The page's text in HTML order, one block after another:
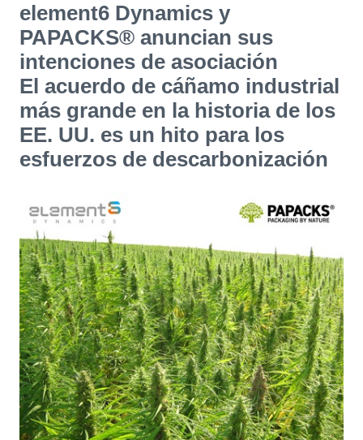
element6 Dynamics y
PAPACKS® anuncian sus
intenciones de asociación
El acuerdo de cáñamo industrial
más grande en la historia de los
EE. UU. es un hito para los
esfuerzos de descarbonización